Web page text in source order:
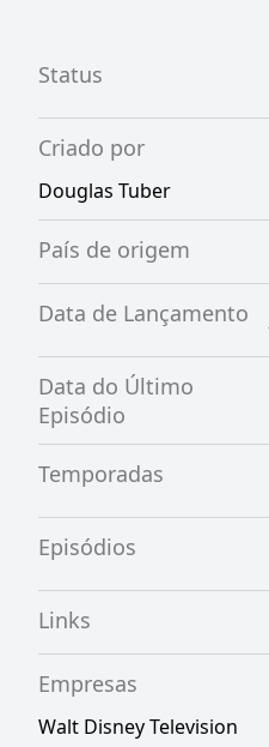
Status
Criado por
Douglas Tuber
País de origem
Data de Lançamento
Data do Último
Episódio
Temporadas
Episódios
Links
Empresas
Walt Disney Television